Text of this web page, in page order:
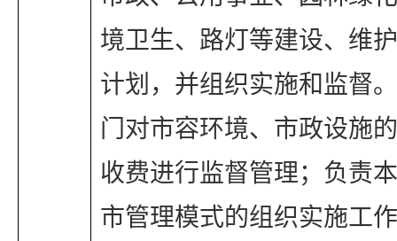
境卫生、路灯等建设、维
计划，并组织实施和监督
门对市容环境、市政设施
收费进行监督管理；负责
市管理模式的组织实施工